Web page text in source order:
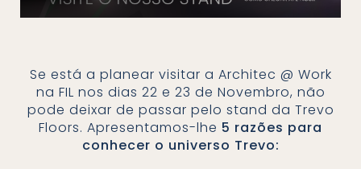
Se está a planear visitar a Architec @ Work
na FIL nos dias 22 e 23 de Novembro, não
pode deixar de passar pelo stand da Trevo
Floors. Apresentamos-lhe 5 razões para
conhecer o universo Trevo: